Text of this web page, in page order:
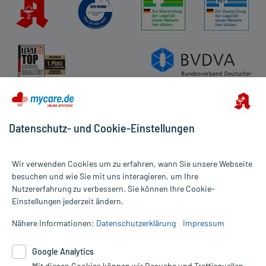
Alle Preise gelten inkl. MwSt., ggf. zzgl. Versandkosten
Informationen auf dieser Website werden ausschließlich für
die Untersuchung und Behandlung durch einen Arzt. Bitte
Therapien eingeleitet werden können. | Diese Webseite benutzt
Datenschutz- und Cookie-Einstellungen
Wir verwenden Cookies um zu erfahren, wann Sie unsere Webseite
besuchen und wie Sie mit uns interagieren, um Ihre
Nutzererfahrung zu verbessern. Sie können Ihre Cookie-
Einstellungen jederzeit ändern.
Nähere Informationen: Datenschutzerklärung Impressum
Google Analytics